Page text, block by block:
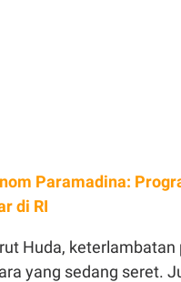
Paramadina:
di RI
Huda,
yang sedang seret.